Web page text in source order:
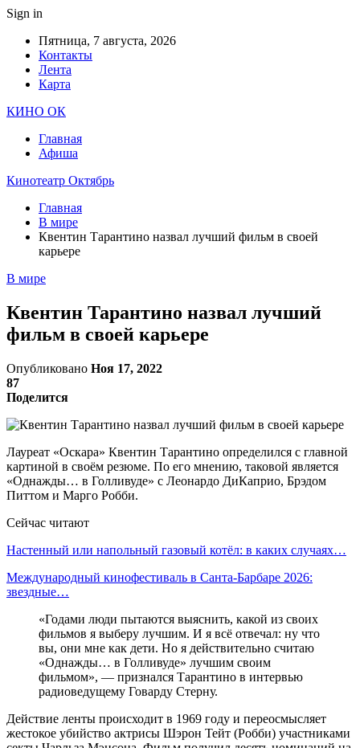
Sign in
Пятница, 7 августа, 2026
Контакты
Лента
Карта
КИНО ОК
Главная
Афиша
Кинотеатр Октябрь
Главная
В мире
Квентин Тарантино назвал лучший фильм в своей
карьере
В мире
Квентин Тарантино назвал лучший
фильм в своей карьере
Опубликовано Ноя 17, 2022
87
Поделится
Лауреат «Оскара» Квентин Тарантино определился с главной
картиной в своём резюме. По его мнению, таковой является
«Однажды… в Голливуде» с Леонардо ДиКаприо, Брэдом
Питтом и Марго Робби.
Сейчас читают
Настенный или напольный газовый котёл: в каких случаях…
Международный кинофестиваль в Санта-Барбаре 2026:
звездные…
«Годами люди пытаются выяснить, какой из своих
фильмов я выберу лучшим. И я всё отвечал: ну что
вы, они мне как дети. Но я действительно считаю
«Однажды… в Голливуде» лучшим своим
фильмом», — признался Тарантино в интервью
радиоведущему Говарду Стерну.
Действие ленты происходит в 1969 году и переосмысляет
жестокое убийство актрисы Шэрон Тейт (Робби) участниками